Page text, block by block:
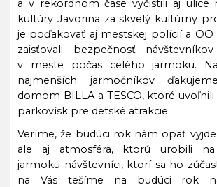
a v rekordnom čase vyčistili aj ulice
kultúry Javorina za skvelý kultúrny
je poďakovať aj mestskej polícií a OO
zaisťovali bezpečnosť návštevníkov
v meste počas celého jarmoku.
najmenších jarmočníkov
domom BILLA a TESCO, ktoré
parkovísk pre detské atrakcie.
Veríme, že budúci rok nám opäť
ale aj atmosféra, ktorú urobili
jarmoku návštevníci, ktorí sa ho
na Vás tešíme na budúci rok